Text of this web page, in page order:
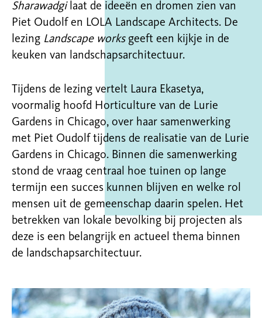
Sharawadgilaat de ideeën en dromen zien van
Piet Oudolf en LOLA Landscape Architects. De
lezing Landscape worksgeeft een kijkje in de
keuken van landschapsarchitectuur.
Tijdens de lezing vertelt Laura Ekasetya,
voormalig hoofd Horticulture van de Lurie
Gardens in Chicago, over haar samenwerking
met Piet Oudolf tijdens de realisatie van de Lurie
Gardens in Chicago. Binnen die samenwerking
stond de vraag centraal hoe tuinen op lange
termijn een succes kunnen blijven en welke rol
mensen uit de gemeenschap daarin spelen. Het
betrekken van lokale bevolking bij projecten als
deze is een belangrijk en actueel thema binnen
de landschapsarchitectuur.